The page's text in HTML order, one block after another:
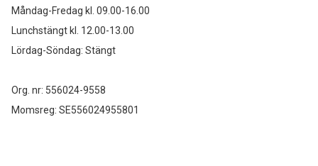
Måndag-Fredag kl. 09.00-16.00
Lunchstängt kl. 12.00-13.00
Lördag-Söndag: Stängt
Org. nr: 556024-9558
Momsreg: SE556024955801